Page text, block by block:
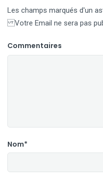
Les champs marqués d'un
Votre Email ne sera pas
Commentaires
Nom*